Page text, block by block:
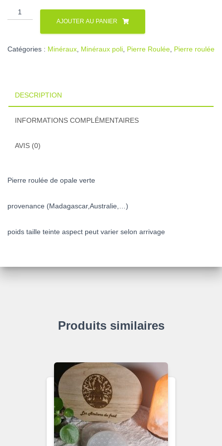
quantité
de
AJOUTER AU PANIER
Catégories : Minéraux Minéraux poli Pierre Roulée Pierre roulée
DESCRIPTION
INFORMATIONS COMPLÉMENTAIRES
AVIS (0)
Pierre roulée de opale verte
provenance (Madagascar,Australie,…)
poids taille teinte aspect peut varier selon arrivage
Produits similaires